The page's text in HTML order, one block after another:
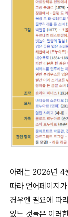
아래는 2026년 4
따라 언어페이지
경우엔 필요에 따
있느 것들은 이러